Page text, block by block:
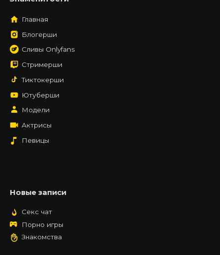
Главная
Блогерши
Сливы Onlyfans
Стримерши
Тиктокерши
Ютуберши
Модели
Актрисы
Певицы
Новые записи
Секс чат
Порно игры
Знакомства